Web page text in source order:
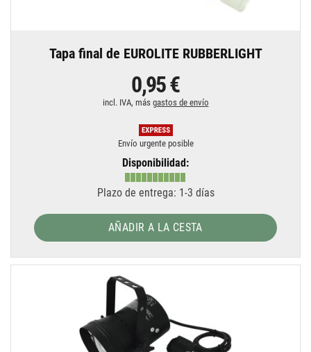
Tapa final de EUROLITE RUBBERLIGHT
0,95 €
incl. IVA, más gastos de envío
Envío urgente posible
Disponibilidad:
Plazo de entrega: 1-3 días
AÑADIR A LA CESTA